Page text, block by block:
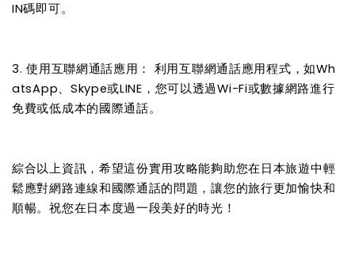
IN碼即可。
3. 使用互聯網通話應用： 利用互聯網通話應用程式，如Wh
atsApp、Skype或LINE，您可以透過Wi-Fi或數據網路進行
免費或低成本的國際通話。
綜合以上資訊，希望這份實用攻略能夠助您在日本旅遊中輕
鬆應對網路連線和國際通話的問題，讓您的旅行更加愉快和
順暢。祝您在日本度過一段美好的時光！